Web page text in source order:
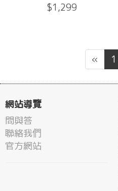
$1,299
« 1
網站導覽
問與答
聯絡我們
官方網站